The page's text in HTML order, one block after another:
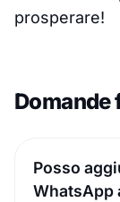
prosperare!
Domande
Posso
WhatsApp